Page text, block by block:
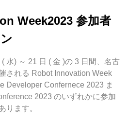
Week2023 参加者
水) ～ 21 日 ( 金 )の 3 日間、名古
される Robot Innovation Week
Developer Confernece 2023 ま
2023 のいずれかに参加
ります。